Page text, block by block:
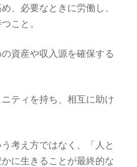
、必要なときに労働し、
こと。
資産や収入源を確保する
ティを持ち、相互に助け
考え方ではなく、「人と
に生きることが最終的な